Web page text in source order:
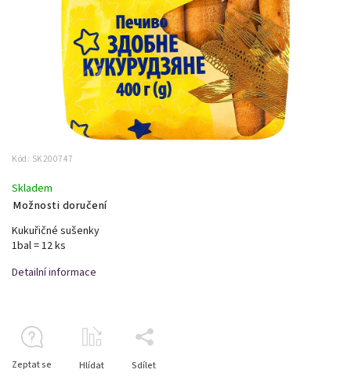
Kód: SK200747
Skladem
Možnosti doručení
Kukuřičné sušenky
1bal = 12 ks
Detailní informace
Zeptat se Hlídat Sdílet